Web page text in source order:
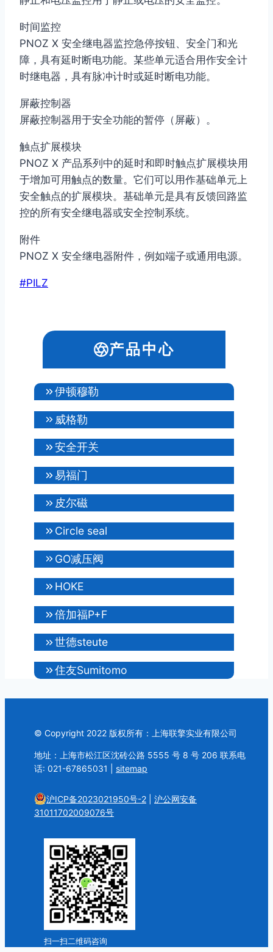
时间监控
PNOZ X 安全继电器监控急停按钮、安全门和光
障，具有延时断电功能。某些单元适合用作安全计
时继电器，具有脉冲计时或延时断电功能。
屏蔽控制器
屏蔽控制器用于安全功能的暂停（屏蔽）。
触点扩展模块
PNOZ X 产品系列中的延时和即时触点扩展模块用
于增加可用触点的数量。它们可以用作基础单元上
安全触点的扩展模块。基础单元是具有反馈回路监
控的所有安全继电器或安全控制系统。
附件
PNOZ X 安全继电器附件，例如端子或通用电源。
文
#PILZ
产品中心
伊顿穆勒
威格勒
安全开关
易福门
皮尔磁
Circle seal
GO减压阀
HOKE
倍加福P+F
世德steute
住友Sumitomo
© Copyright 2022 版权所有：上海联擎实业有限公司
地址：上海市松江区沈砖公路 5555 号 8 号 206 联系电
话: 021-67865031 | sitemap
沪ICP备2023021950号-2
沪公网安备
31011702009076号
扫一扫二维码咨询